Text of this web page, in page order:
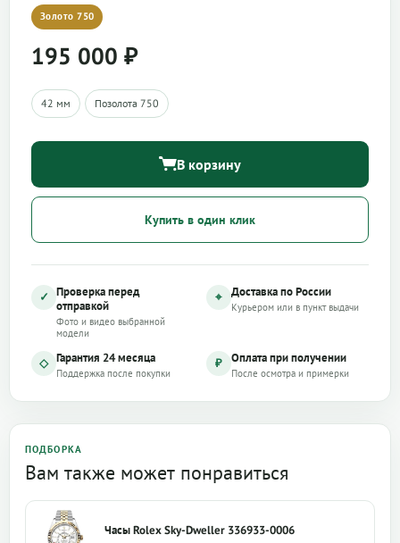
Золото 750
195 000 ₽
42 мм Позолота 750
В корзину
Купить в один клик
✓ Проверка перед
отправкой
Фото и видео выбранной
модели
⌖ Доставка по России
Курьером или в пункт выдачи
◇ Гарантия 24 месяца
Поддержка после покупки
₽ Оплата при получении
После осмотра и примерки
ПОДБОРКА
Вам также может понравиться
Часы Rolex Sky-Dweller 336933-0006